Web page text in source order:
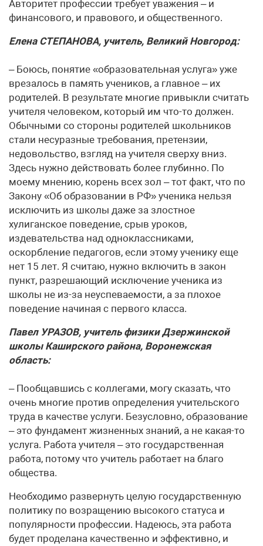
Авторитет профессии требует уважения – и
финансового, и правового, и общественного.
Елена СТЕПАНОВА, учитель, Великий Новгород:
– Боюсь, понятие «образовательная услуга» уже
врезалось в память учеников, а главное – их
родителей. В результате многие привыкли считать
учителя человеком, который им что-то должен.
Обычными со стороны родителей школьников
стали несуразные требования, претензии,
недовольство, взгляд на учителя сверху вниз.
Здесь нужно действовать более глубинно. По
моему мнению, корень всех зол – тот факт, что по
Закону «Об образовании в РФ» ученика нельзя
исключить из школы даже за злостное
хулиганское поведение, срыв уроков,
издевательства над одноклассниками,
оскорбление педагогов, если этому ученику еще
нет 15 лет. Я считаю, нужно включить в закон
пункт, разрешающий исключение ученика из
школы не из-за неуспеваемости, а за плохое
поведение начиная с первого класса.
Павел УРАЗОВ, учитель физики Дзержинской
школы Каширского района, Воронежская
область:
– Пообщавшись с коллегами, могу сказать, что
очень многие против определения учительского
труда в качестве услуги. Безусловно, образование
– это фундамент жизненных знаний, а не какая-то
услуга. Работа учителя – это государственная
работа, потому что учитель работает на благо
общества.
Необходимо развернуть целую государственную
политику по возращению высокого статуса и
популярности профессии. Надеюсь, эта работа
будет проделана качественно и эффективно, и